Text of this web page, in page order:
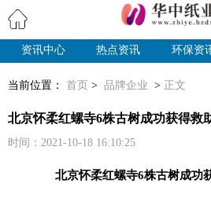
资讯中心 热点资讯 环保资
当前位置： 首页 > 品牌企业 > 正文
北京怀柔红螺寺6株古树成功获得救
时间：2021-10-18 16:10:25
北京怀柔红螺寺6株古树成功